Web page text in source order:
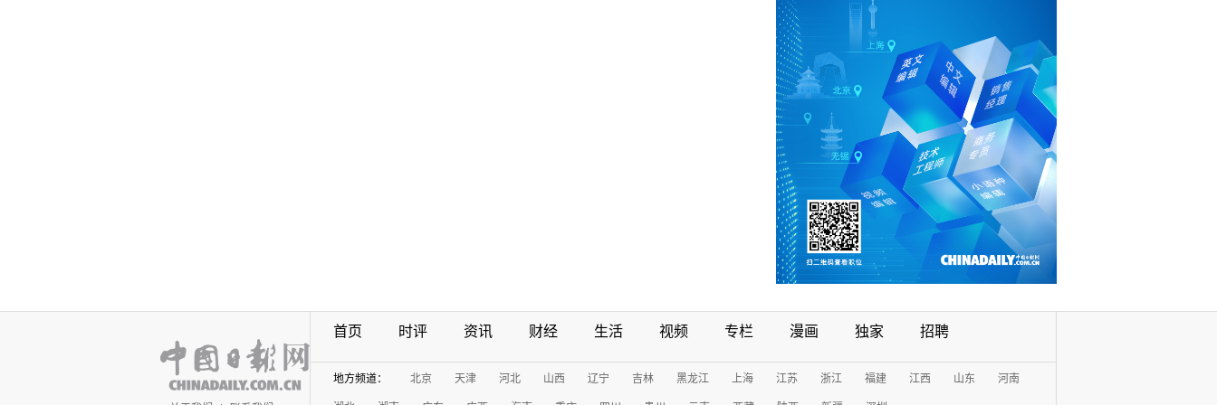
首页 时评 资讯 财经 生活 视频 专栏 漫画 独家 招聘
地方频道： 北京 天津 河北 山西 辽宁 吉林 黑龙江 上海 江苏 浙江 福建 江西 山东 河南